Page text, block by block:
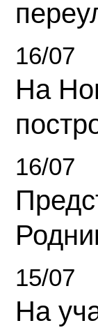
16/07
На
16/07
15/07
На